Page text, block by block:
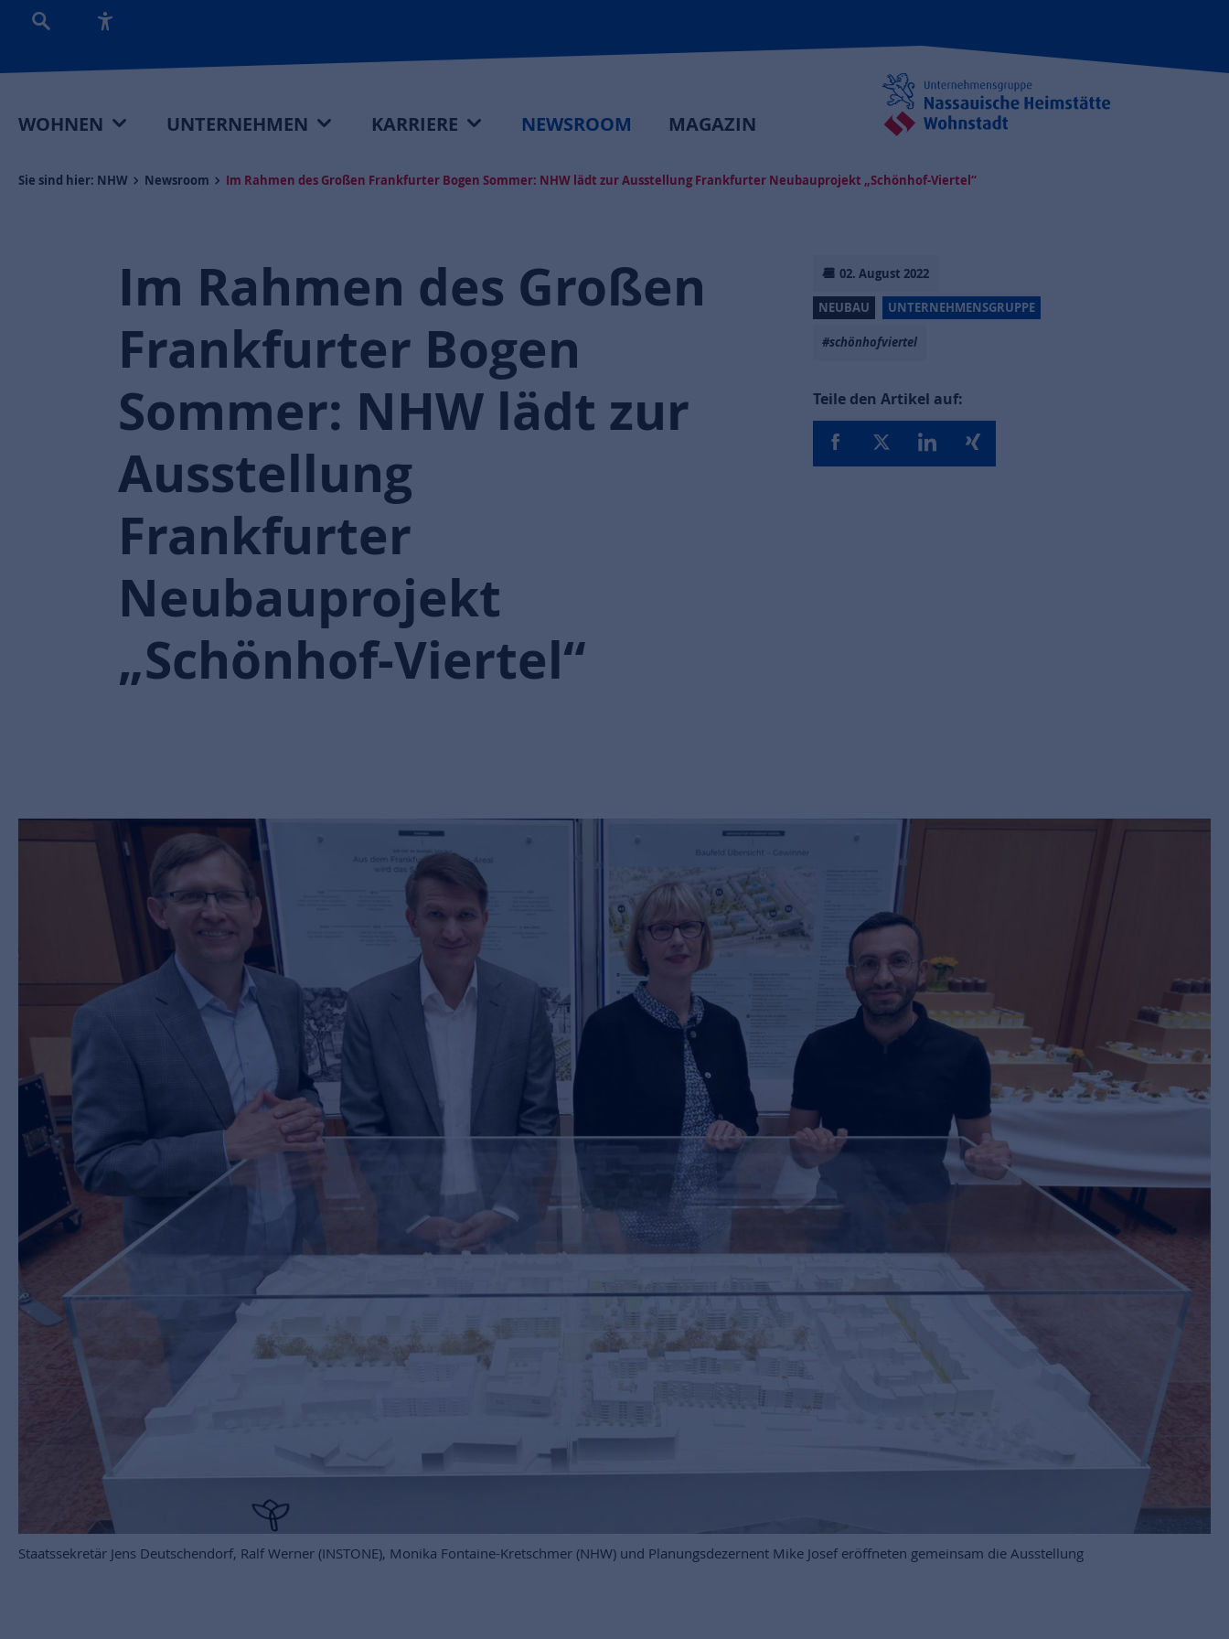
WOHNEN UNTERNEHMEN KARRIERE NEWSROOM MAGAZIN
Sie sind hier: NHW Newsroom Im Rahmen des Großen Frankfurter Bogen Sommer: NHW lädt zur Ausstellung Frankfurter Neubauprojekt „Schönhof-Viertel“
02. August 2022
NEUBAU UNTERNEHMENSGRUPPE
#schönhofviertel
Teile den Artikel auf:
Im Rahmen des Großen
Frankfurter Bogen
Sommer: NHW lädt zur
Ausstellung
Frankfurter
Neubauprojekt
„Schönhof-Viertel“
Staatssekretär Jens Deutschendorf, Ralf Werner (INSTONE), Monika Fontaine-Kretschmer (NHW) und Planungsdezernent Mike Josef eröffneten gemeinsam die Ausstellung